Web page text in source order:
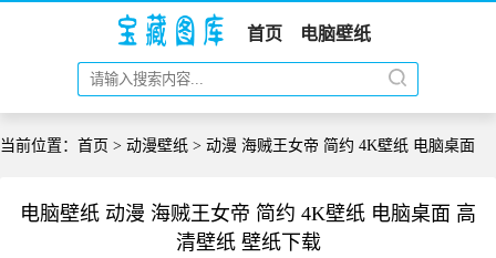
首页 电脑壁纸
当前位置： 首页 > 动漫壁纸 > 动漫 海贼王女帝 简约 4K壁纸 电脑桌面
电脑壁纸 动漫 海贼王女帝 简约 4K壁纸 电脑桌面 高
清壁纸 壁纸下载